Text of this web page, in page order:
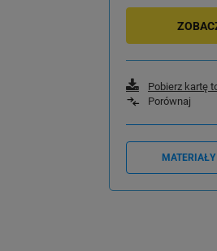
Pobierz kartę
Porównaj
MATERIAŁY